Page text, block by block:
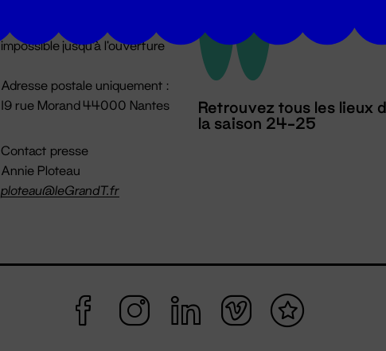
impossible jusqu'à l'ouverture
Adresse postale uniquement :
19 rue Morand 44000 Nantes
Contact presse
Annie Ploteau
ploteau@leGrandT.fr
Retrouvez tous les lieux
la saison 24-25